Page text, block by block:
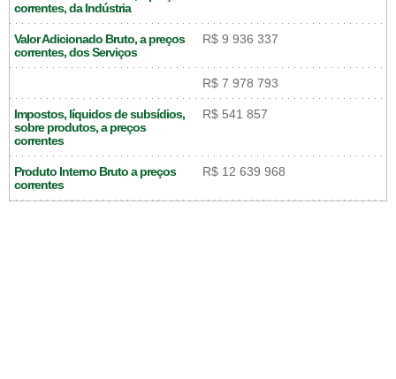
correntes, da Indústria
Valor Adicionado Bruto, a preços
correntes, dos Serviços
R$ 9 936 337
R$ 7 978 793
Impostos, líquidos de subsídios,
sobre produtos, a preços
correntes
R$ 541 857
Produto Interno Bruto a preços
correntes
R$ 12 639 968